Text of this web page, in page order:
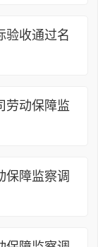
验收通过名
劳动保障监
保障监察调